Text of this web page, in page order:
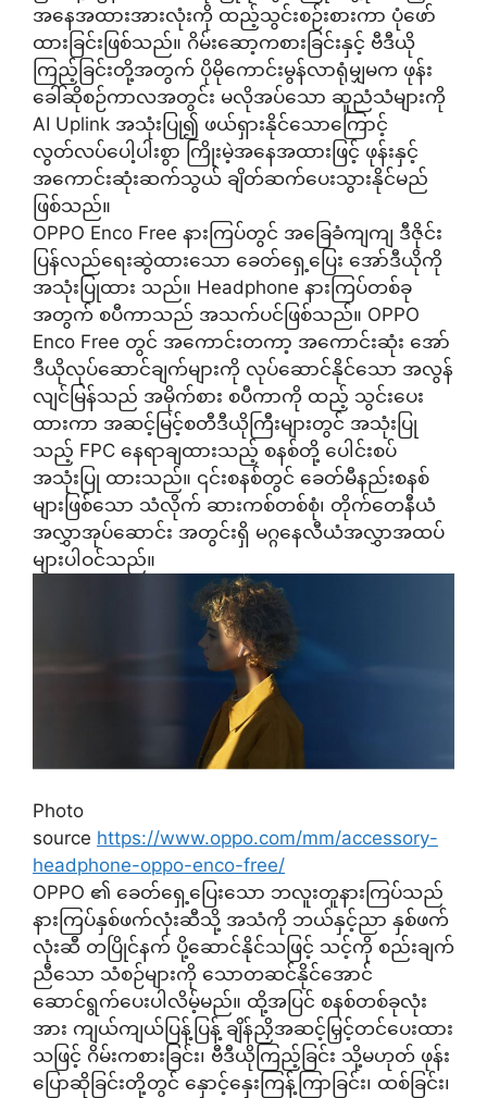
အနေအထားအားလုံးကို ထည့်သွင်းစဉ်းစားကာ ပုံဖော်
ထားခြင်းဖြစ်သည်။ ဂိမ်းဆော့ကစားခြင်းနှင့် ဗီဒီယို
ကြည့်ခြင်းတို့အတွက် ပိုမိုကောင်းမွန်လာရုံမျှမက ဖုန်း
ခေါ်ဆိုစဉ်ကာလအတွင်း မလိုအပ်သော ဆူညံသံများကို
AI Uplink အသုံးပြု၍ ဖယ်ရှားနိုင်သောကြောင့်
လွတ်လပ်ပေါ့ပါးစွာ ကြိုးမဲ့အနေအထားဖြင့် ဖုန်းနှင့်
အကောင်းဆုံးဆက်သွယ် ချိတ်ဆက်ပေးသွားနိုင်မည်
ဖြစ်သည်။
OPPO Enco Free နားကြပ်တွင် အခြေခံကျကျ ဒီဇိုင်း
ပြန်လည်ရေးဆွဲထားသော ခေတ်ရှေ့ပြေး အော်ဒီယိုကို
အသုံးပြုထား သည်။ Headphone နားကြပ်တစ်ခု
အတွက် စပီကာသည် အသက်ပင်ဖြစ်သည်။ OPPO
Enco Free တွင် အကောင်းတကာ့ အကောင်းဆုံး အော်
ဒီယိုလုပ်ဆောင်ချက်များကို လုပ်ဆောင်နိုင်သော အလွန်
လျင်မြန်သည် အမိုက်စား စပီကာကို ထည့် သွင်းပေး
ထားကာ အဆင့်မြင့်စတီဒီယိုကြီးများတွင် အသုံးပြု
သည့် FPC နေရာချထားသည့် စနစ်တို့ ပေါင်းစပ်
အသုံးပြု ထားသည်။ ၎င်းစနစ်တွင် ခေတ်မီနည်းစနစ်
များဖြစ်သော သံလိုက် ဆားကစ်တစ်စုံ၊ တိုက်တေနီယံ
အလွှာအုပ်ဆောင်း အတွင်းရှိ မဂ္ဂနေလီယံအလွှာအထပ်
များပါဝင်သည်။
Photo
source https://www.oppo.com/mm/accessory-
headphone-oppo-enco-free/
OPPO ၏ ခေတ်ရှေ့ပြေးသော ဘလူးတူနားကြပ်သည်
နားကြပ်နှစ်ဖက်လုံးဆီသို့ အသံကို ဘယ်နှင့်ညာ နှစ်ဖက်
လုံးဆီ တပြိုင်နက် ပို့ဆောင်နိုင်သဖြင့် သင့်ကို စည်းချက်
ညီသော သံစဉ်များကို သောတဆင်နိုင်အောင်
ဆောင်ရွက်ပေးပါလိမ့်မည်။ ထို့အပြင် စနစ်တစ်ခုလုံး
အား ကျယ်ကျယ်ပြန့်ပြန့် ချိန်ညှိအဆင့်မြှင့်တင်ပေးထား
သဖြင့် ဂိမ်းကစားခြင်း၊ ဗီဒီယိုကြည့်ခြင်း သို့မဟုတ် ဖုန်း
ပြောဆိုခြင်းတို့တွင် နှောင့်နှေးကြန့်ကြာခြင်း၊ ထစ်ခြင်း၊